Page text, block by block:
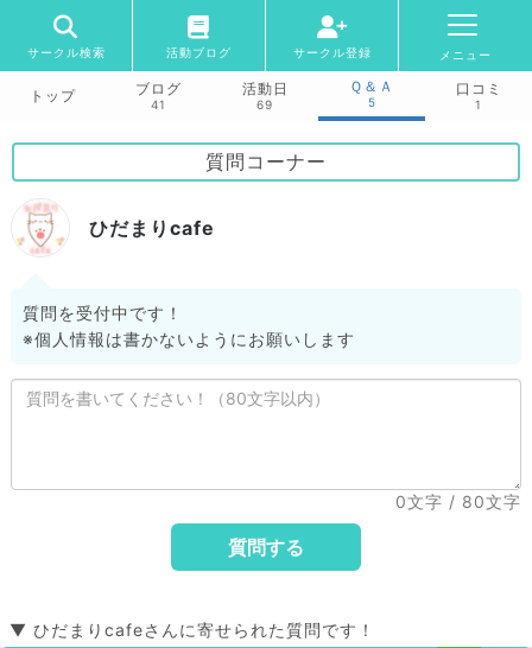
サークル検索 活動ブログ サークル登録 メニュー
トップ ブログ
41
活動日
69
Ｑ＆Ａ
5
口コミ
1
質問コーナー
ひだまりcafe
質問を受付中です！
※個人情報は書かないようにお願いします
0文字 / 80文字
▼ ひだまりcafeさんに寄せられた質問です！